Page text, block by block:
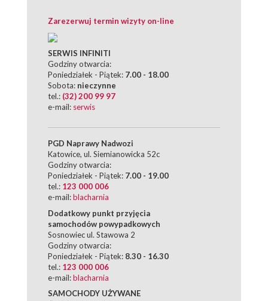
Zarezerwuj termin wizyty on-line
SERWIS INFINITI
Godziny otwarcia:
Poniedziałek - Piątek: 7.00 - 18.00
Sobota: nieczynne
tel.: (32) 200 99 97
e-mail: serwis
PGD Naprawy Nadwozi
Katowice, ul. Siemianowicka 52c
Godziny otwarcia:
Poniedziałek - Piątek: 7.00 - 19.00
tel.: 123 000 006
e-mail:blacharnia
Dodatkowy punkt przyjęcia
samochodów powypadkowych
Sosnowiec ul. Stawowa 2
Godziny otwarcia:
Poniedziałek - Piątek: 8.30 - 16.30
tel.: 123 000 006
e-mail:blacharnia
SAMOCHODY UŻYWANE